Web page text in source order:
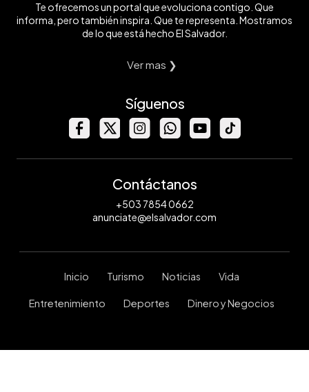
Te ofrecemos un portal que evoluciona contigo. Que
informa, pero también inspira. Que te representa. Mostramos
de lo que está hecho El Salvador.
Ver mas ❯
Síguenos
Contáctanos
+503 7854 0662
anunciate@elsalvador.com
Inicio Turismo Noticias Vida
Entretenimiento Deportes Dinero y Negocios